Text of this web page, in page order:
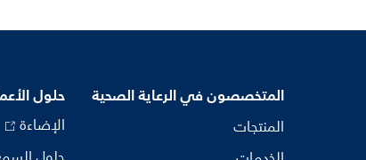
المتخصصون في الرعاية الصحية
المنتجات
حلول
الإضاءة